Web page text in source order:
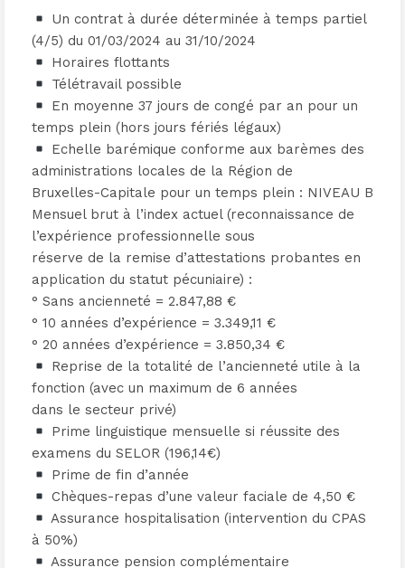
Un contrat à durée déterminée à temps partiel
(4/5) du 01/03/2024 au 31/10/2024
Horaires flottants
Télétravail possible
En moyenne 37 jours de congé par an pour un
temps plein (hors jours fériés légaux)
Echelle barémique conforme aux barèmes des
administrations locales de la Région de
Bruxelles-Capitale pour un temps plein : NIVEAU B
Mensuel brut à l’index actuel (reconnaissance de
l’expérience professionnelle sous
réserve de la remise d’attestations probantes en
application du statut pécuniaire) :
° Sans ancienneté = 2.847,88 €
° 10 années d’expérience = 3.349,11 €
° 20 années d’expérience = 3.850,34 €
Reprise de la totalité de l’ancienneté utile à la
fonction (avec un maximum de 6 années
dans le secteur privé)
Prime linguistique mensuelle si réussite des
examens du SELOR (196,14€)
Prime de fin d’année
Chèques-repas d’une valeur faciale de 4,50 €
Assurance hospitalisation (intervention du CPAS
à 50%)
Assurance pension complémentaire